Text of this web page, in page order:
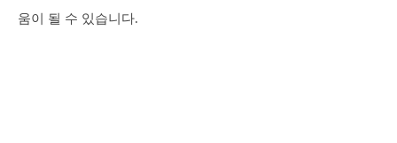
움이 될 수 있습니다.